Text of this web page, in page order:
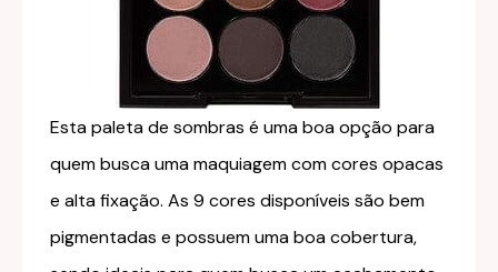
Esta paleta de sombras é uma boa opção para
quem busca uma maquiagem com cores opacas
e alta fixação. As 9 cores disponíveis são bem
pigmentadas e possuem uma boa cobertura,